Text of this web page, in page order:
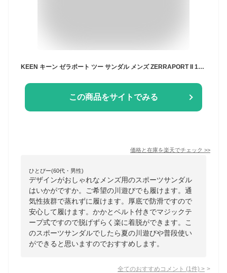
KEEN キーン ゼラポート ツー サンダル メンズ ZERRAPORT II 1027142 ゼラポーツ2 MURACO コラボ スポーツサンダル スポサン アウトドアサンダル アウトドア キャンプ 海 川 川遊び おしゃれ ブラック 黒 VAPOR BLACK US11 29cm 28.5 28 27.5 27
この商品をサイトでみる
価格と在庫を楽天でチェック >>
ひとぴー(60代・男性)
デザインがおしゃれなメンズ用のスポーツサンダル
はいかがですか。ご希望の川遊びでも履けます。通
気性抜群で蒸れずに履けます。厚底で防滑ですので
安心して履けます。かかとベルト付きでマジックテ
ープ式ですので脱げずらく楽に着脱ができます。こ
のスポーツサンダルでしたら夏の川遊びや普段使い
ができると思いますのでおすすめします。
全てのおすすめコメント (1 件) >